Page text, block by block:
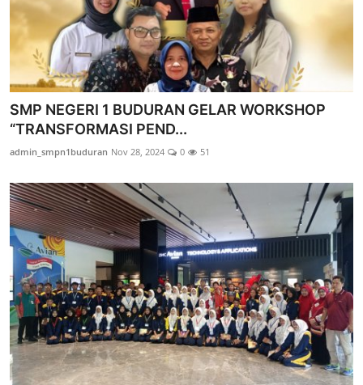
SMP NEGERI 1 BUDURAN GELAR WORKSHOP
“TRANSFORMASI PEND...
admin_smpn1buduran Nov 28, 2024 0 51